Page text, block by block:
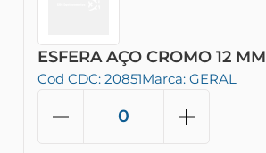
ESFERA AÇO CROMO 12 MM
Cod CDC: 20851Marca: GERAL